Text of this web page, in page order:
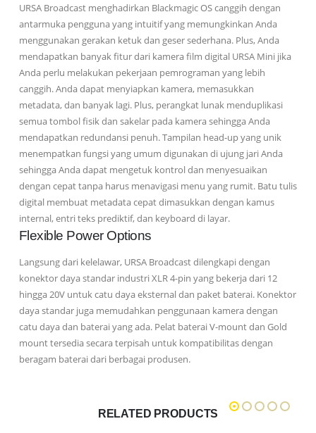
URSA Broadcast menghadirkan Blackmagic OS canggih dengan
antarmuka pengguna yang intuitif yang memungkinkan Anda
menggunakan gerakan ketuk dan geser sederhana. Plus, Anda
mendapatkan banyak fitur dari kamera film digital URSA Mini jika
Anda perlu melakukan pekerjaan pemrograman yang lebih
canggih. Anda dapat menyiapkan kamera, memasukkan
metadata, dan banyak lagi. Plus, perangkat lunak menduplikasi
semua tombol fisik dan sakelar pada kamera sehingga Anda
mendapatkan redundansi penuh. Tampilan head-up yang unik
menempatkan fungsi yang umum digunakan di ujung jari Anda
sehingga Anda dapat mengetuk kontrol dan menyesuaikan
dengan cepat tanpa harus menavigasi menu yang rumit. Batu tulis
digital membuat metadata cepat dimasukkan dengan kamus
internal, entri teks prediktif, dan keyboard di layar.
Flexible Power Options
Langsung dari kelelawar, URSA Broadcast dilengkapi dengan
konektor daya standar industri XLR 4-pin yang bekerja dari 12
hingga 20V untuk catu daya eksternal dan paket baterai. Konektor
daya standar juga memudahkan penggunaan kamera dengan
catu daya dan baterai yang ada. Pelat baterai V-mount dan Gold
mount tersedia secara terpisah untuk kompatibilitas dengan
beragam baterai dari berbagai produsen.
RELATED PRODUCTS